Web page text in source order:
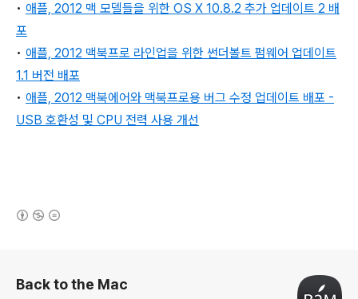
• 애플, 2012 맥 모델들을 위한 OS X 10.8.2 추가 업데이트 2 배
포
• 애플, 2012 맥북프로 라인업을 위한 썬더볼트 펌웨어 업데이트
1.1 버전 배포
• 애플, 2012 맥북에어와 맥북프로용 버그 수정 업데이트 배포 -
USB 호환성 및 CPU 전력 사용 개선
Back to the Mac